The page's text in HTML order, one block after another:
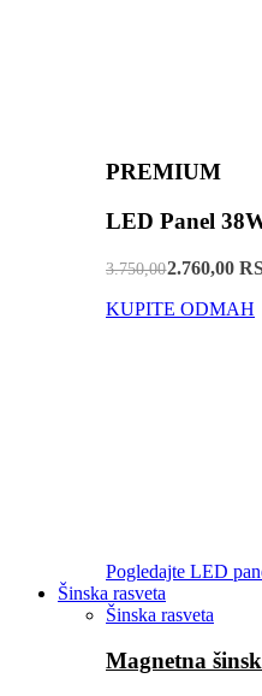
PREMIUM
LED Panel
3.750,002.760,00
KUPITE ODMAH
Pogledajte LED
Šinska rasveta
Šinska rasveta
Magnetna